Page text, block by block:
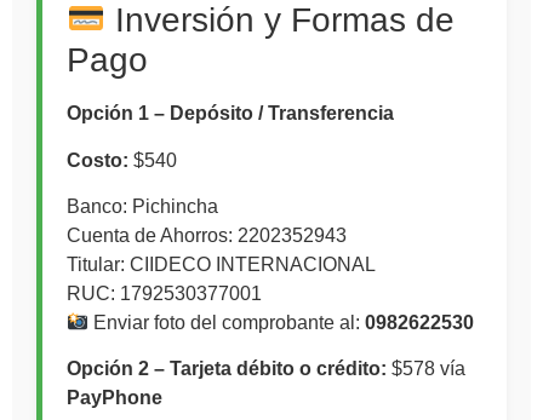
Inversión y Formas de
Pago
Opción 1 – Depósito / Transferencia
Costo: $540
Banco: Pichincha
Cuenta de Ahorros: 2202352943
Titular: CIIDECO INTERNACIONAL
RUC: 1792530377001
Enviar foto del comprobante al:0982622530
Opción 2 – Tarjeta débito o crédito: $578 vía
PayPhone